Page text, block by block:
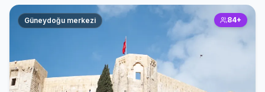
Güneydoğu merkezi 84+